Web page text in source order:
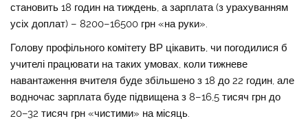
становить 18 годин на тиждень, а зарплата (з урахуванням
усіх доплат) – 8200–16500 грн «на руки».
Голову профільного комітету ВР цікавить, чи погодилися б
учителі працювати на таких умовах, коли тижневе
навантаження вчителя буде збільшено з 18 до 22 годин, але
водночас зарплата буде підвищена з 8–16,5 тисяч грн до
20–32 тисяч грн «чистими» на місяць.